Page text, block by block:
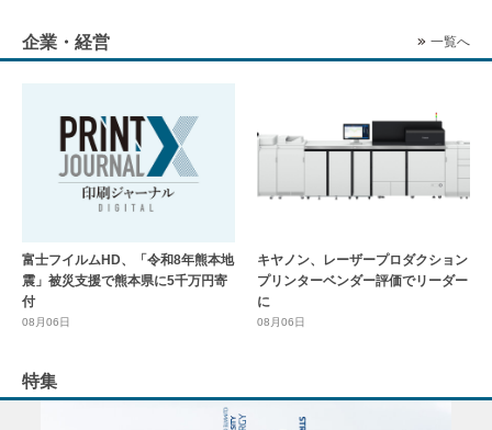
企業・経営 一覧へ
富士フイルムHD、「令和8年熊本地
震」被災支援で熊本県に5千万円寄
付
08月06日
キヤノン、レーザープロダクション
プリンターベンダー評価でリーダー
に
08月06日
特集